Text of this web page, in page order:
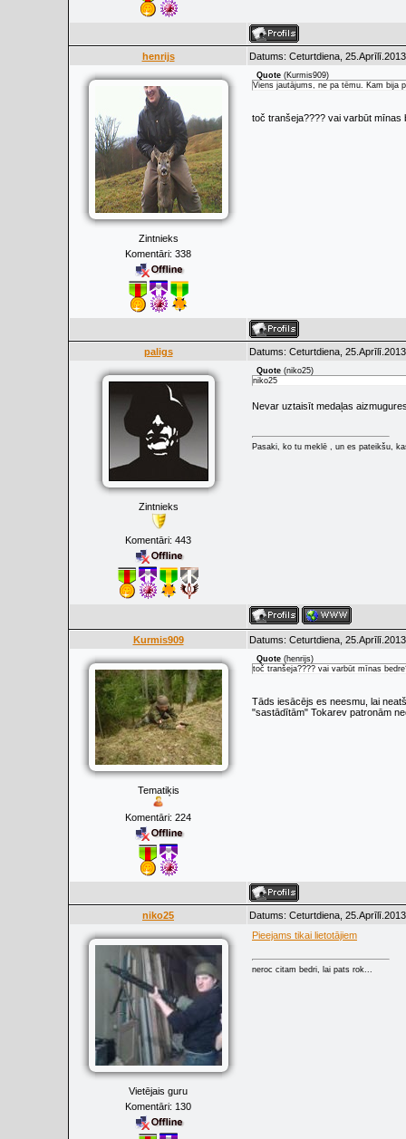
henrijs Datums: Ceturtdiena,
Zintnieks
Komentāri: 338
Quote (Kurmis909)
Viens jautājums, ne pa tēmu. Kam bija
toč tranšeja???? vai varbūt mīnas
paligs Datums: Ceturtdiena,
Zintnieks
Komentāri: 443
Quote (niko25)
niko25
Nevar uztaisīt medaļas
Pasaki, ko tu meklē , un es pateikšu,
Kurmis909 Datums: Ceturtdiena,
Tematiķis
Komentāri: 224
Quote (henrijs)
toč tranšeja???? vai varbūt mīnas
Tāds iesācējs es neesmu, lai
"sastādītām" Tokarev patronām
niko25 Datums: Ceturtdiena,
Vietējais guru
Komentāri: 130
Pieejams tikai lietotājiem
neroc citam bedri, lai pats rok...